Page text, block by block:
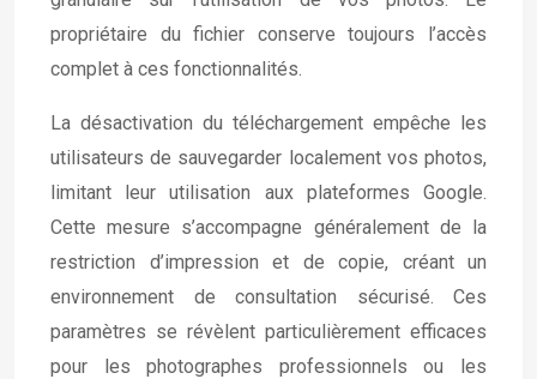
propriétaire du fichier conserve toujours l’accès
complet à ces fonctionnalités.
La désactivation du téléchargement empêche les
utilisateurs de sauvegarder localement vos photos,
limitant leur utilisation aux plateformes Google.
Cette mesure s’accompagne généralement de la
restriction d’impression et de copie, créant un
environnement de consultation sécurisé. Ces
paramètres se révèlent particulièrement efficaces
pour les photographes professionnels ou les